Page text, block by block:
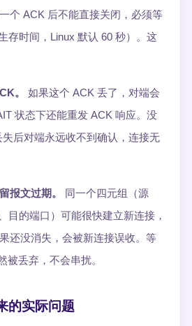
个 ACK 后不能直接关闭，必须等
存时间，Linux 默认 60 秒）。这
。
如果这个 ACK 丢了，对端会
状态下还能重发 ACK 响应。没
后对端永远收不到确认，连接无
报文过期。
同一个四元组（源
目的端口）可能很快建立新连接，
还没消失，会被新连接误收。等
被丢弃，不会串扰。
的实际问题